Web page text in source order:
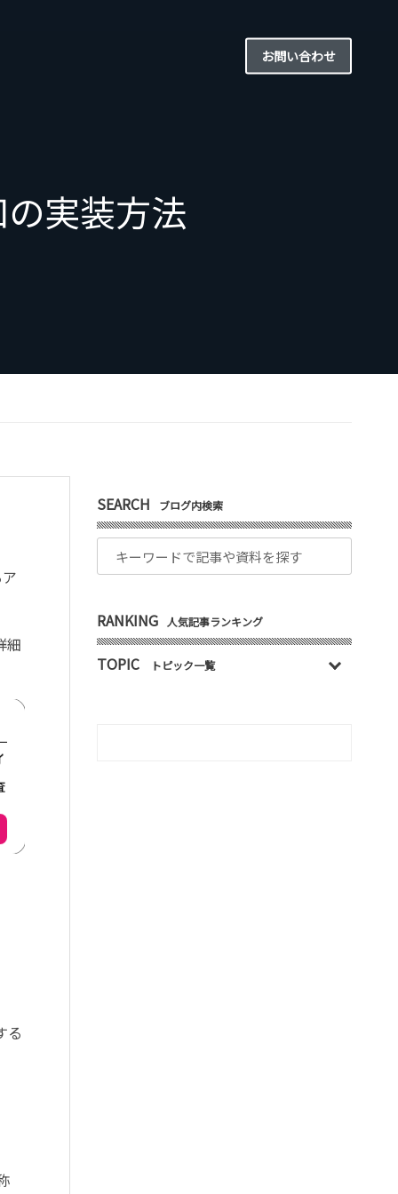
お問い合わせ
の実装方法
細
る
SEARCH ブログ内検索
RANKING 人気記事ランキング
TOPIC トピック一覧